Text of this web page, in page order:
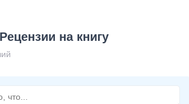
Рецензии на книгу